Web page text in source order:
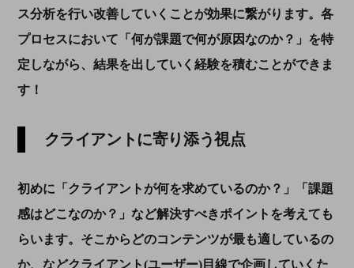
ス分析を行い改善していくことが効果に繋がります。各
プロセスにおいて「何が課題で何が原因なのか？」を特
定しながら、結果を出していく経験を積むことができま
す！
クライアントに寄り添う視点
初めに「クライアントが何を求めているのか？」「課題
感はどこなのか？」など解決すべきポイントを考えても
らいます。そこからどのコンテンツが最も適しているの
か、などクライアント(ユーザー)目線で企画していくた